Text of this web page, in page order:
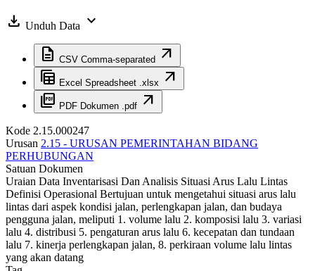
download Unduh Data
expand_more
description CSV Comma-separated
arrow_outward
table_view Excel Spreadsheet .xlsx
arrow_outward
picture_as_pdf PDF Dokumen .pdf arrow_outward
Kode 2.15.000247
Urusan 2.15 - URUSAN PEMERINTAHAN BIDANG
PERHUBUNGAN
Satuan Dokumen
Uraian Data Inventarisasi Dan Analisis Situasi Arus Lalu Lintas
Definisi Operasional Bertujuan untuk mengetahui situasi arus lalu
lintas dari aspek kondisi jalan, perlengkapan jalan, dan budaya
pengguna jalan, meliputi 1. volume lalu 2. komposisi lalu 3. variasi
lalu 4. distribusi 5. pengaturan arus lalu 6. kecepatan dan tundaan
lalu 7. kinerja perlengkapan jalan, 8. perkiraan volume lalu lintas
yang akan datang